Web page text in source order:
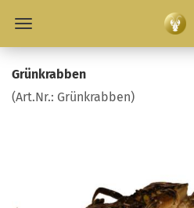
Grün­krab­ben
(Art.Nr.: Grün­krab­ben)